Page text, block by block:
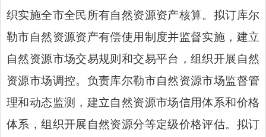
织实施全市全民所有自然资源资产核算。拟订库尔
勒市自然资源资产有偿使用制度并监督实施，建立
自然资源市场交易规则和交易平台，组织开展自然
资源市场调控。负责库尔勒市自然资源市场监督管
理和动态监测，建立自然资源市场信用体系和价格
体系，组织开展自然资源分等定级价格评估。拟订